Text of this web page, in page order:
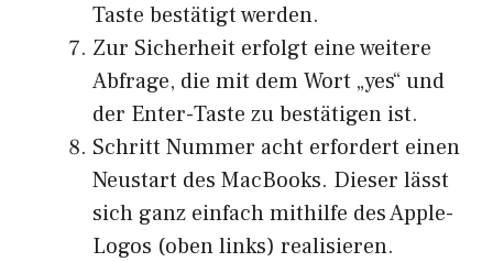
Taste bestätigt werden.
Zur Sicherheit erfolgt eine weitere
Abfrage, die mit dem Wort „yes“ und
der Enter-Taste zu bestätigen ist.
Schritt Nummer acht erfordert einen
Neustart des MacBooks. Dieser lässt
sich ganz einfach mithilfe des Apple-
Logos (oben links) realisieren.